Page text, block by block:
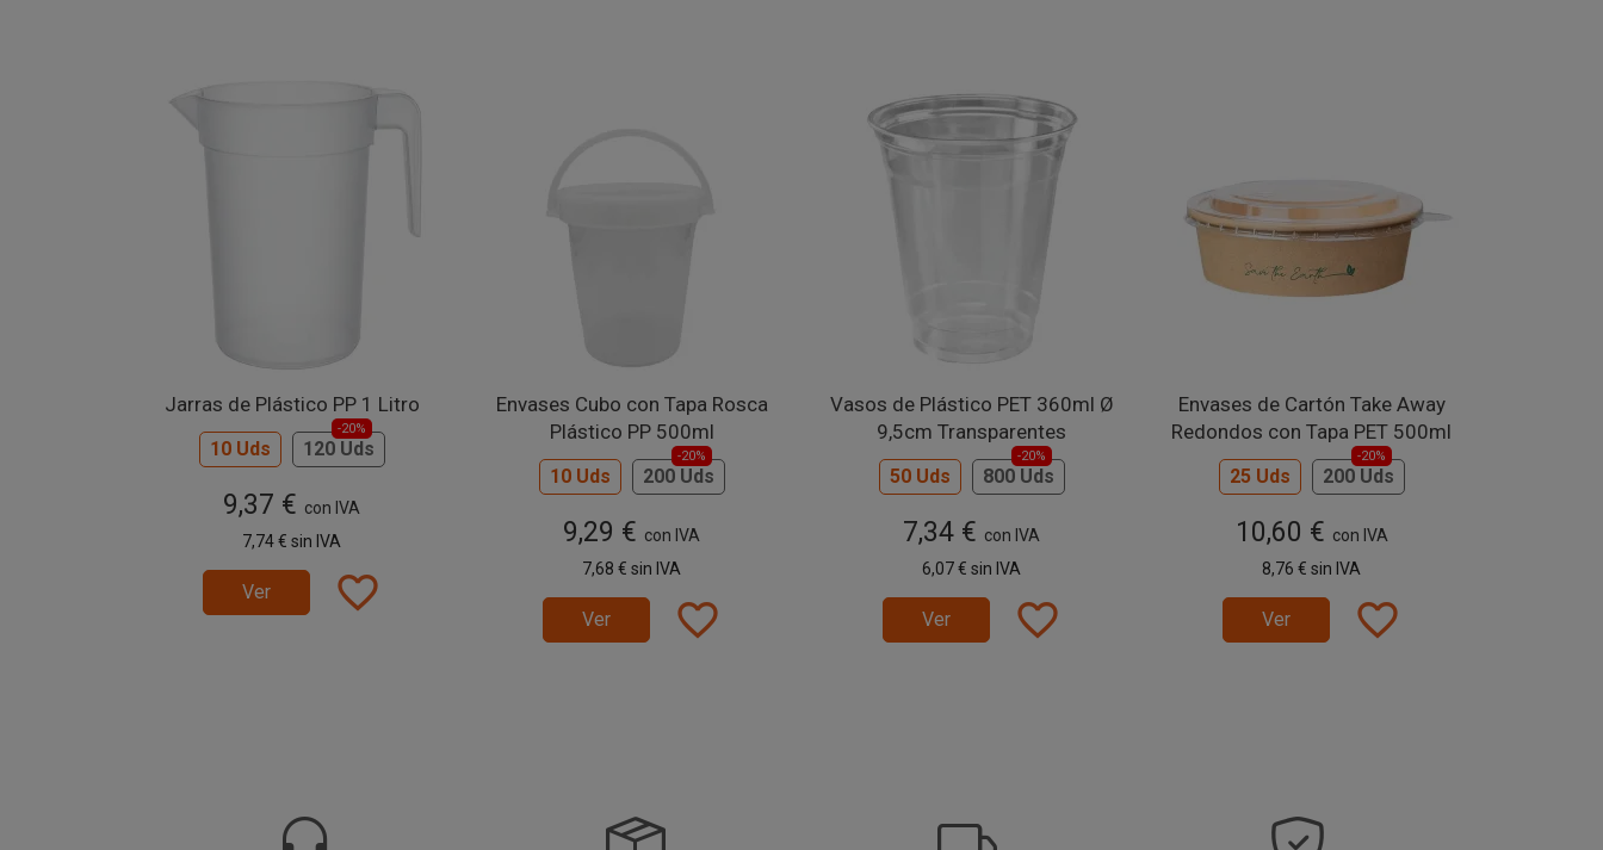
Jarras de Plástico PP 1 Litro
10 Uds 120 Uds
-20%
9,37 € con IVA
7,74 € sin IVA
Ver favorite_border
Envases Cubo con Tapa Rosca
Plástico PP 500ml
10 Uds 200 Uds
-20%
9,29 € con IVA
7,68 € sin IVA
Ver favorite_border
Vasos de Plástico PET 360ml Ø
9,5cm Transparentes
50 Uds 800 Uds
-20%
7,34 € con IVA
6,07 € sin IVA
Ver favorite_border
Envases de Cartón Take Away
Redondos con Tapa PET 500ml
25 Uds 200 Uds
-20%
10,60 € con IVA
8,76 € sin IVA
Ver favorite_border